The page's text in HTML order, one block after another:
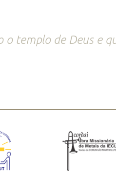
o templo de Deus e